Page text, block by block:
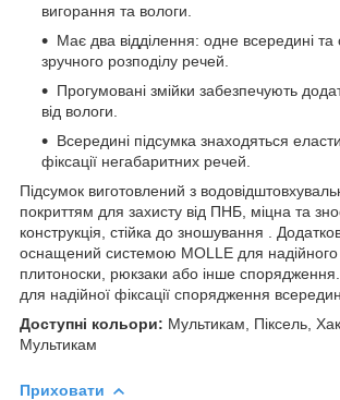
вигорання та вологи.
Має два відділення: одне всередині та
зручного розподілу речей.
Прогумовані змійки забезпечують
від вологи.
Всередині підсумка знаходяться
фіксації негабаритних речей.
Підсумок виготовлений з
покриттям для захисту від ПНБ, міцна та
конструкція, стійка до зношування .
оснащений системою MOLLE для надійного
плитоноски, рюкзаки або інше
для надійної фіксації спорядження
Доступні кольори: Мультикам, Піксель,
Мультикам
Приховати